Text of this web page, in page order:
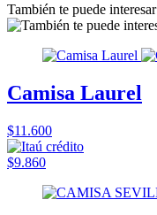
También te puede interesar
Camisa Laurel
$11.600
$9.860